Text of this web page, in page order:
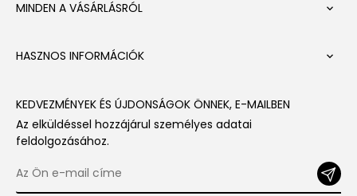
MINDEN A VÁSÁRLÁSRÓL 
HASZNOS INFORMÁCIÓK 
KEDVEZMÉNYEK ÉS ÚJDONSÁGOK ÖNNEK, E-MAILBEN
Az elküldéssel hozzájárul személyes adatai
feldolgozásához.